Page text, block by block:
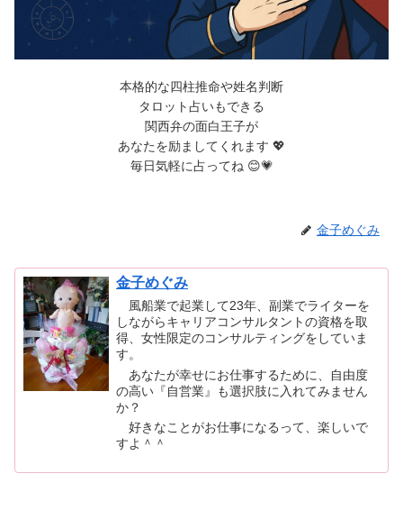
本格的な四柱推命や姓名判断
タロット占いもできる
関西弁の面白王子が
あなたを励ましてくれます 💖
毎日気軽に占ってね 😊💗
金子めぐみ
金子めぐみ
風船業で起業して23年、副業でライターを
しながらキャリアコンサルタントの資格を取
得、女性限定のコンサルティングをしていま
す。
あなたが幸せにお仕事するために、自由度
の高い『自営業』も選択肢に入れてみません
か？
好きなことがお仕事になるって、楽しいで
すよ＾＾